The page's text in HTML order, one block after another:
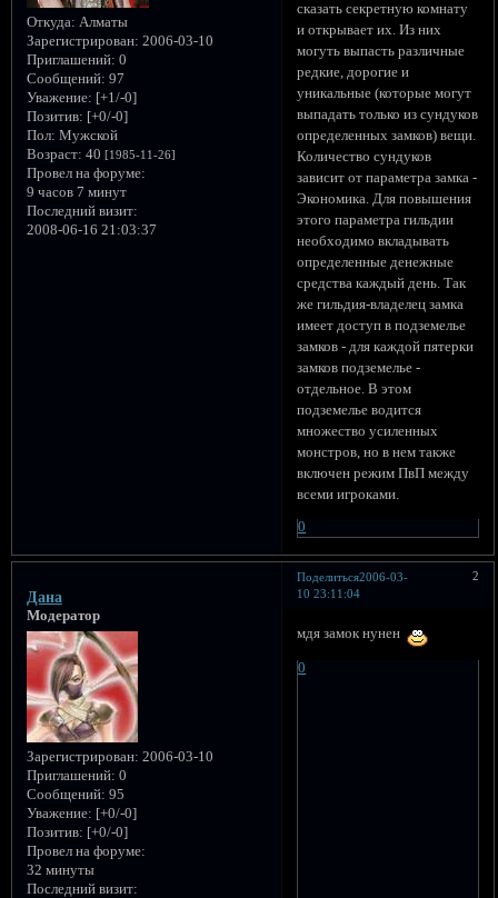
Откуда: Алматы
Зарегистрирован: 2006-03-10
Приглашений: 0
Сообщений: 97
Уважение: [+1/-0]
Позитив: [+0/-0]
Пол: Мужской
Возраст: 40 [1985-11-26]
Провел на форуме:
9 часов 7 минут
Последний визит:
2008-06-16 21:03:37
сказать секретную комнату
и открывает их. Из них
могуть выпаcть различные
редкие, дорогие и
уникальные (которые могут
выпадать только из сундуков
определенных замков) вещи.
Количество сундуков
зависит от параметра замка -
Экономика. Для повышения
этого параметра гильдии
необходимо вкладывать
определенные денежные
средства каждый день. Так
же гильдия-владелец замка
имеет доступ в подземелье
замков - для каждой пятерки
замков подземелье -
отдельное. В этом
подземелье водится
множество усиленных
монстров, но в нем также
включен режим ПвП между
всеми игроками.
0
Поделиться 2
2006-03-
10 23:11:04
Дана
Модератор
Зарегистрирован: 2006-03-10
Приглашений: 0
Сообщений: 95
Уважение: [+0/-0]
Позитив: [+0/-0]
Провел на форуме:
32 минуты
Последний визит:
мдя замок нунен
0